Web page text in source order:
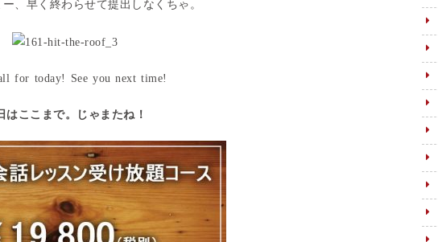
、早く終わらせて提出しなくちゃ。
for today! See you next time!
はここまで。じゃまたね！